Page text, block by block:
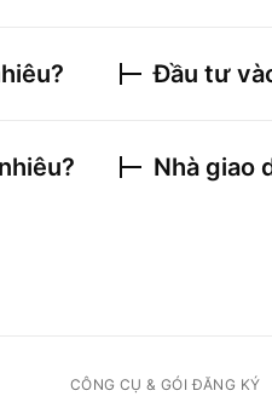
Đầu tư
Nhà giao
CÔNG CỤ & GÓI ĐĂNG KÝ